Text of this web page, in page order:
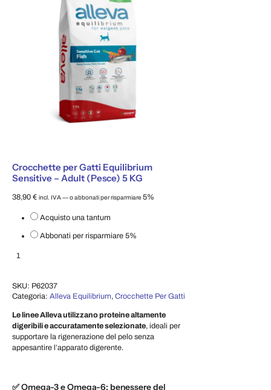
Crocchette per Gatti Equilibrium
Sensitive – Adult (Pesce) 5 KG
38,90 € incl. IVA—o abbonati per risparmiare 5%
Acquisto una tantum
Abbonati per risparmiare 5%
Crocchette per Gatti Equilibrium Sensitive – Adult (Pesce) 5 KG quantità
SKU: P62037
Categoria: Alleva Equilibrium, Crocchette Per Gatti
Le linee Alleva utilizzano proteine altamente
digeribili e accuratamente selezionate, ideali per
supportare la rigenerazione del pelo senza
appesantire l’apparato digerente.
✅ Omega-3 e Omega-6: benessere del